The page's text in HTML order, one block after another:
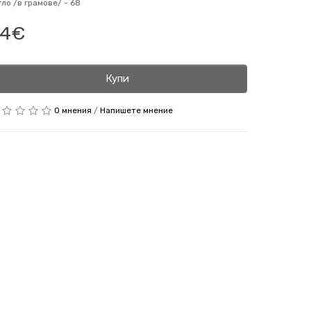
/в грамове/ - 68
Купи
0 мнения / Напишете мнение